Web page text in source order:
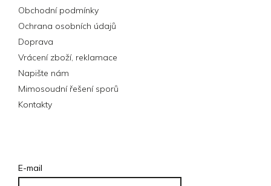
Obchodní podmínky
Ochrana osobních údajů
Doprava
Vrácení zboží, reklamace
Napište nám
Mimosoudní řešení sporů
Kontakty
E-mail